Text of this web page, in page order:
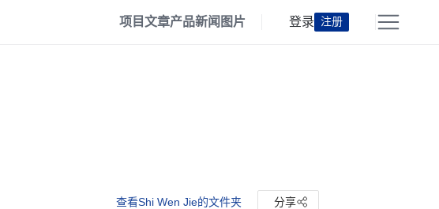
项目文章产品新闻 图片 登录 注册
查看Shi Wen Jie的文件夹 分享